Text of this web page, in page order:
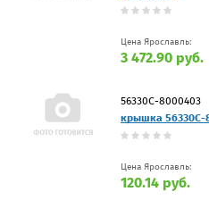
Цена Ярославль:
3 472.90 руб.
56330С-8000403
крышка 56330С-
Цена Ярославль:
120.14 руб.